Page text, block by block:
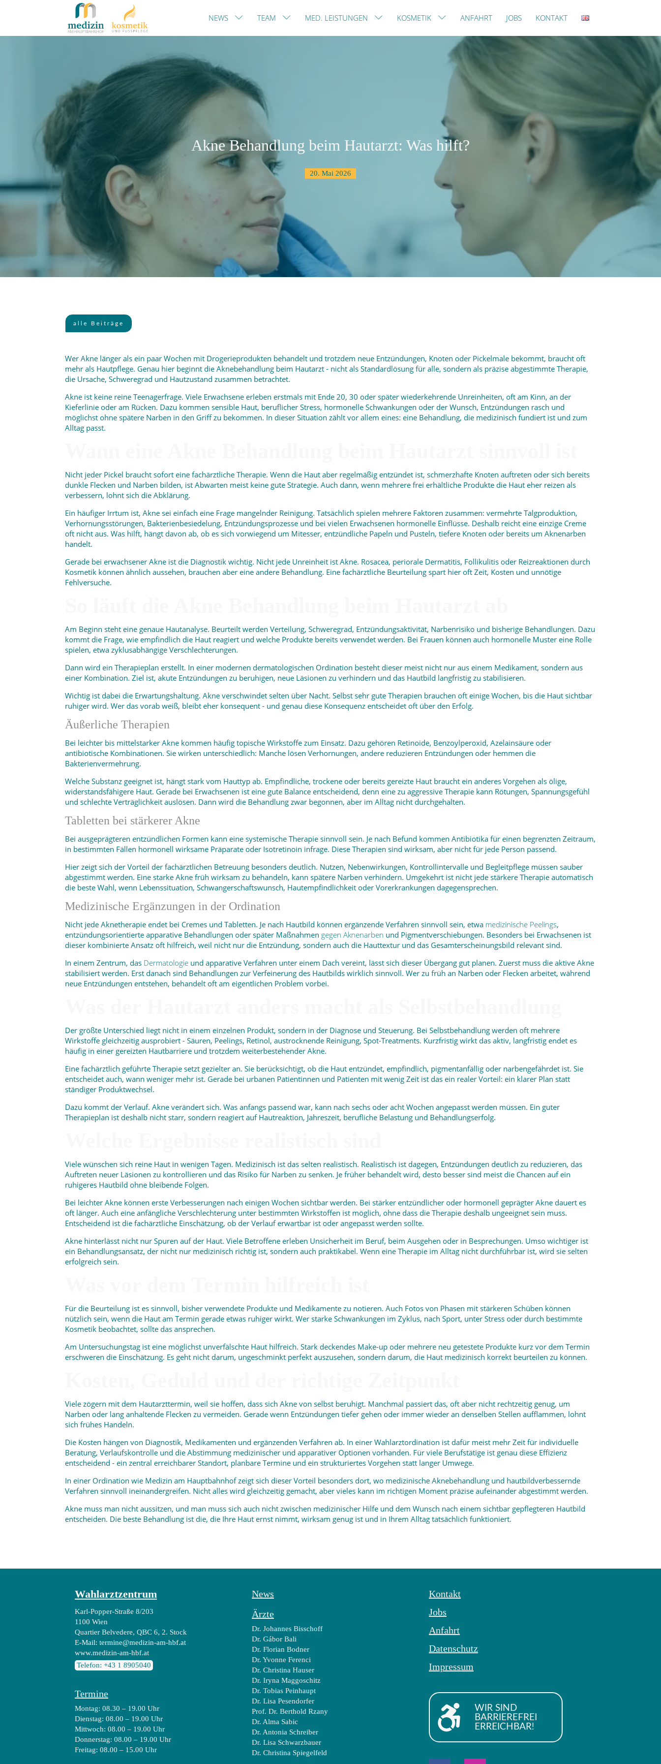
NEWS TEAM MED. LEISTUNGEN KOSMETIK ANFAHRT JOBS KONTAKT
Akne Behandlung beim Hautarzt: Was hilft?
20. Mai 2026
alle Beiträge
Wer Akne länger als ein paar Wochen mit Drogerieprodukten behandelt und trotzdem neue Entzündungen, Knoten oder Pickelmale bekommt, braucht oft
mehr als Hautpflege. Genau hier beginnt die Aknebehandlung beim Hautarzt - nicht als Standardlösung für alle, sondern als präzise abgestimmte Therapie,
die Ursache, Schweregrad und Hautzustand zusammen betrachtet.
Akne ist keine reine Teenagerfrage. Viele Erwachsene erleben erstmals mit Ende 20, 30 oder später wiederkehrende Unreinheiten, oft am Kinn, an der
Kieferlinie oder am Rücken. Dazu kommen sensible Haut, beruflicher Stress, hormonelle Schwankungen oder der Wunsch, Entzündungen rasch und
möglichst ohne spätere Narben in den Griff zu bekommen. In dieser Situation zählt vor allem eines: eine Behandlung, die medizinisch fundiert ist und zum
Alltag passt.
Nicht jeder Pickel braucht sofort eine fachärztliche Therapie. Wenn die Haut aber regelmäßig entzündet ist, schmerzhafte Knoten auftreten oder sich bereits
dunkle Flecken und Narben bilden, ist Abwarten meist keine gute Strategie. Auch dann, wenn mehrere frei erhältliche Produkte die Haut eher reizen als
verbessern, lohnt sich die Abklärung.
Ein häufiger Irrtum ist, Akne sei einfach eine Frage mangelnder Reinigung. Tatsächlich spielen mehrere Faktoren zusammen: vermehrte Talgproduktion,
Verhornungsstörungen, Bakterienbesiedelung, Entzündungsprozesse und bei vielen Erwachsenen hormonelle Einflüsse. Deshalb reicht eine einzige Creme
oft nicht aus. Was hilft, hängt davon ab, ob es sich vorwiegend um Mitesser, entzündliche Papeln und Pusteln, tiefere Knoten oder bereits um Aknenarben
handelt.
Gerade bei erwachsener Akne ist die Diagnostik wichtig. Nicht jede Unreinheit ist Akne. Rosacea, periorale Dermatitis, Follikulitis oder Reizreaktionen durch
Kosmetik können ähnlich aussehen, brauchen aber eine andere Behandlung. Eine fachärztliche Beurteilung spart hier oft Zeit, Kosten und unnötige
Fehlversuche.
Am Beginn steht eine genaue Hautanalyse. Beurteilt werden Verteilung, Schweregrad, Entzündungsaktivität, Narbenrisiko und bisherige Behandlungen. Dazu
kommt die Frage, wie empfindlich die Haut reagiert und welche Produkte bereits verwendet werden. Bei Frauen können auch hormonelle Muster eine Rolle
spielen, etwa zyklusabhängige Verschlechterungen.
Dann wird ein Therapieplan erstellt. In einer modernen dermatologischen Ordination besteht dieser meist nicht nur aus einem Medikament, sondern aus
einer Kombination. Ziel ist, akute Entzündungen zu beruhigen, neue Läsionen zu verhindern und das Hautbild langfristig zu stabilisieren.
Wichtig ist dabei die Erwartungshaltung. Akne verschwindet selten über Nacht. Selbst sehr gute Therapien brauchen oft einige Wochen, bis die Haut sichtbar
ruhiger wird. Wer das vorab weiß, bleibt eher konsequent - und genau diese Konsequenz entscheidet oft über den Erfolg.
Äußerliche Therapien
Bei leichter bis mittelstarker Akne kommen häufig topische Wirkstoffe zum Einsatz. Dazu gehören Retinoide, Benzoylperoxid, Azelainsäure oder
antibiotische Kombinationen. Sie wirken unterschiedlich: Manche lösen Verhornungen, andere reduzieren Entzündungen oder hemmen die
Bakterienvermehrung.
Welche Substanz geeignet ist, hängt stark vom Hauttyp ab. Empfindliche, trockene oder bereits gereizte Haut braucht ein anderes Vorgehen als ölige,
widerstandsfähigere Haut. Gerade bei Erwachsenen ist eine gute Balance entscheidend, denn eine zu aggressive Therapie kann Rötungen, Spannungsgefühl
und schlechte Verträglichkeit auslösen. Dann wird die Behandlung zwar begonnen, aber im Alltag nicht durchgehalten.
Tabletten bei stärkerer Akne
Bei ausgeprägteren entzündlichen Formen kann eine systemische Therapie sinnvoll sein. Je nach Befund kommen Antibiotika für einen begrenzten Zeitraum,
in bestimmten Fällen hormonell wirksame Präparate oder Isotretinoin infrage. Diese Therapien sind wirksam, aber nicht für jede Person passend.
Hier zeigt sich der Vorteil der fachärztlichen Betreuung besonders deutlich. Nutzen, Nebenwirkungen, Kontrollintervalle und Begleitpflege müssen sauber
abgestimmt werden. Eine starke Akne früh wirksam zu behandeln, kann spätere Narben verhindern. Umgekehrt ist nicht jede stärkere Therapie automatisch
die beste Wahl, wenn Lebenssituation, Schwangerschaftswunsch, Hautempfindlichkeit oder Vorerkrankungen dagegensprechen.
Medizinische Ergänzungen in der Ordination
Nicht jede Aknetherapie endet bei Cremes und Tabletten. Je nach Hautbild können ergänzende Verfahren sinnvoll sein, etwa medizinische Peelings,
entzündungsorientierte apparative Behandlungen oder später Maßnahmen gegen Aknenarben und Pigmentverschiebungen. Besonders bei Erwachsenen ist
dieser kombinierte Ansatz oft hilfreich, weil nicht nur die Entzündung, sondern auch die Hauttextur und das Gesamterscheinungsbild relevant sind.
In einem Zentrum, das Dermatologie und apparative Verfahren unter einem Dach vereint, lässt sich dieser Übergang gut planen. Zuerst muss die aktive Akne
stabilisiert werden. Erst danach sind Behandlungen zur Verfeinerung des Hautbilds wirklich sinnvoll. Wer zu früh an Narben oder Flecken arbeitet, während
neue Entzündungen entstehen, behandelt oft am eigentlichen Problem vorbei.
Der größte Unterschied liegt nicht in einem einzelnen Produkt, sondern in der Diagnose und Steuerung. Bei Selbstbehandlung werden oft mehrere
Wirkstoffe gleichzeitig ausprobiert - Säuren, Peelings, Retinol, austrocknende Reinigung, Spot-Treatments. Kurzfristig wirkt das aktiv, langfristig endet es
häufig in einer gereizten Hautbarriere und trotzdem weiterbestehender Akne.
Eine fachärztlich geführte Therapie setzt gezielter an. Sie berücksichtigt, ob die Haut entzündet, empfindlich, pigmentanfällig oder narbengefährdet ist. Sie
entscheidet auch, wann weniger mehr ist. Gerade bei urbanen Patientinnen und Patienten mit wenig Zeit ist das ein realer Vorteil: ein klarer Plan statt
ständiger Produktwechsel.
Dazu kommt der Verlauf. Akne verändert sich. Was anfangs passend war, kann nach sechs oder acht Wochen angepasst werden müssen. Ein guter
Therapieplan ist deshalb nicht starr, sondern reagiert auf Hautreaktion, Jahreszeit, berufliche Belastung und Behandlungserfolg.
Viele wünschen sich reine Haut in wenigen Tagen. Medizinisch ist das selten realistisch. Realistisch ist dagegen, Entzündungen deutlich zu reduzieren, das
Auftreten neuer Läsionen zu kontrollieren und das Risiko für Narben zu senken. Je früher behandelt wird, desto besser sind meist die Chancen auf ein
ruhigeres Hautbild ohne bleibende Folgen.
Bei leichter Akne können erste Verbesserungen nach einigen Wochen sichtbar werden. Bei stärker entzündlicher oder hormonell geprägter Akne dauert es
oft länger. Auch eine anfängliche Verschlechterung unter bestimmten Wirkstoffen ist möglich, ohne dass die Therapie deshalb ungeeignet sein muss.
Entscheidend ist die fachärztliche Einschätzung, ob der Verlauf erwartbar ist oder angepasst werden sollte.
Akne hinterlässt nicht nur Spuren auf der Haut. Viele Betroffene erleben Unsicherheit im Beruf, beim Ausgehen oder in Besprechungen. Umso wichtiger ist
ein Behandlungsansatz, der nicht nur medizinisch richtig ist, sondern auch praktikabel. Wenn eine Therapie im Alltag nicht durchführbar ist, wird sie selten
erfolgreich sein.
Für die Beurteilung ist es sinnvoll, bisher verwendete Produkte und Medikamente zu notieren. Auch Fotos von Phasen mit stärkeren Schüben können
nützlich sein, wenn die Haut am Termin gerade etwas ruhiger wirkt. Wer starke Schwankungen im Zyklus, nach Sport, unter Stress oder durch bestimmte
Kosmetik beobachtet, sollte das ansprechen.
Am Untersuchungstag ist eine möglichst unverfälschte Haut hilfreich. Stark deckendes Make-up oder mehrere neu getestete Produkte kurz vor dem Termin
erschweren die Einschätzung. Es geht nicht darum, ungeschminkt perfekt auszusehen, sondern darum, die Haut medizinisch korrekt beurteilen zu können.
Viele zögern mit dem Hautarzttermin, weil sie hoffen, dass sich Akne von selbst beruhigt. Manchmal passiert das, oft aber nicht rechtzeitig genug, um
Narben oder lang anhaltende Flecken zu vermeiden. Gerade wenn Entzündungen tiefer gehen oder immer wieder an denselben Stellen aufflammen, lohnt
sich frühes Handeln.
Die Kosten hängen von Diagnostik, Medikamenten und ergänzenden Verfahren ab. In einer Wahlarztordination ist dafür meist mehr Zeit für individuelle
Beratung, Verlaufskontrolle und die Abstimmung medizinischer und apparativer Optionen vorhanden. Für viele Berufstätige ist genau diese Effizienz
entscheidend - ein zentral erreichbarer Standort, planbare Termine und ein strukturiertes Vorgehen statt langer Umwege.
In einer Ordination wie Medizin am Hauptbahnhof zeigt sich dieser Vorteil besonders dort, wo medizinische Aknebehandlung und hautbildverbessernde
Verfahren sinnvoll ineinandergreifen. Nicht alles wird gleichzeitig gemacht, aber vieles kann im richtigen Moment präzise aufeinander abgestimmt werden.
Akne muss man nicht aussitzen, und man muss sich auch nicht zwischen medizinischer Hilfe und dem Wunsch nach einem sichtbar gepflegteren Hautbild
entscheiden. Die beste Behandlung ist die, die Ihre Haut ernst nimmt, wirksam genug ist und in Ihrem Alltag tatsächlich funktioniert.
Wahlarztzentrum
Karl-Popper-Straße 8/203
1100 Wien
Quartier Belvedere, QBC 6, 2. Stock
E-Mail:termine@medizin-am-hbf.at
www.medizin-am-hbf.at
Telefon: +43 1 8905040
Termine
Montag: 08.30 – 19.00 Uhr
Dienstag: 08.00 – 19.00 Uhr
Mittwoch: 08.00 – 19.00 Uhr
Donnerstag: 08.00 – 19.00 Uhr
Freitag: 08.00 – 15.00 Uhr
News
Ärzte
Dr. Johannes Bisschoff
Dr. Gábor Bali
Dr. Florian Bodner
Dr. Yvonne Ferenci
Dr. Christina Hauser
Dr. Iryna Maggoschitz
Dr. Tobias Peinhaupt
Dr. Lisa Pesendorfer
Prof. Dr. Berthold Rzany
Dr. Alma Sabic
Dr. Antonia Schreiber
Dr. Lisa Schwarzbauer
Dr. Christina Spiegelfeld
Kontakt
Jobs
Anfahrt
Datenschutz
Impressum
WIR SIND
BARRIEREFREI
ERREICHBAR!